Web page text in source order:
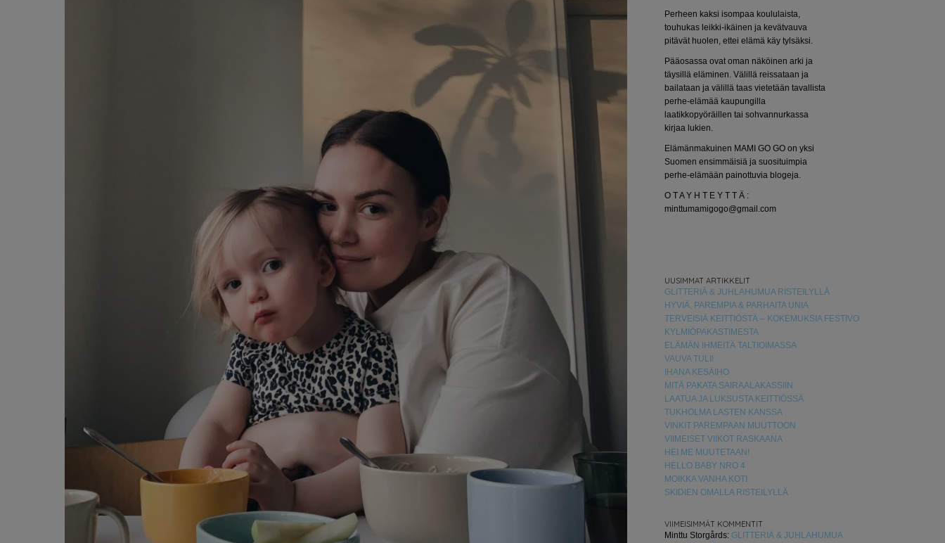
Perheen kaksi isompaa koululaista,
touhukas leikki-ikäinen ja kevätvauva
pitävät huolen, ettei elämä käy tylsäksi.
Pääosassa ovat oman näköinen arki ja
täysillä eläminen. Välillä reissataan ja
bailataan ja välillä taas vietetään tavallista
perhe-elämää kaupungilla
laatikkopyöräillen tai sohvannurkassa
kirjaa lukien.
Elämänmakuinen MAMI GO GO on yksi
Suomen ensimmäisiä ja suosituimpia
perhe-elämään painottuvia blogeja.
O T A Y H T E Y T T Ä :
minttumamigogo@gmail.com
UUSIMMAT ARTIKKELIT
GLITTERIÄ & JUHLAHUMUA RISTEILYLLÄ
HYVIÄ, PAREMPIA & PARHAITA UNIA
TERVEISIÄ KEITTIÖSTÄ – KOKEMUKSIA FESTIVO
KYLMIÖPAKASTIMESTA
ELÄMÄN IHMEITÄ TALTIOIMASSA
VAUVA TULI!
IHANA KESÄIHO
MITÄ PAKATA SAIRAALAKASSIIN
LAATUA JA LUKSUSTA KEITTIÖSSÄ
TUKHOLMA LASTEN KANSSA
VINKIT PAREMPAAN MUUTTOON
VIIMEISET VIIKOT RASKAANA
HEI ME MUUTETAAN!
HELLO BABY NRO 4
MOIKKA VANHA KOTI
SKIDIEN OMALLA RISTEILYLLÄ
VIIMEISIMMÄT KOMMENTIT
Minttu Storgårds: GLITTERIÄ & JUHLAHUMUA